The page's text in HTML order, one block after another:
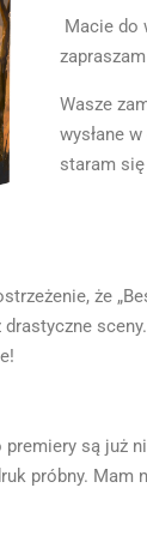
Macie do
Wasze
wysłane
staram się
że
są już
próbny.